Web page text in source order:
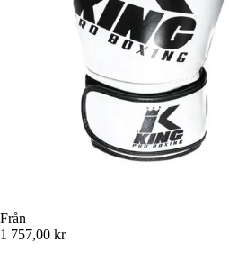
Från
1 757,00 kr